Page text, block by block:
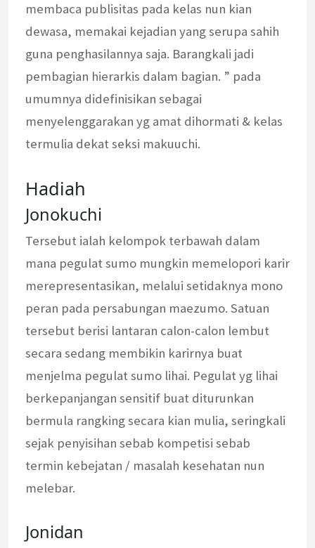
membaca publisitas pada kelas nun kian
dewasa, memakai kejadian yang serupa sahih
guna penghasilannya saja. Barangkali jadi
pembagian hierarkis dalam bagian. ” pada
umumnya didefinisikan sebagai
menyelenggarakan yg amat dihormati & kelas
termulia dekat seksi makuuchi.
Hadiah
Jonokuchi
Tersebut ialah kelompok terbawah dalam
mana pegulat sumo mungkin memelopori karir
merepresentasikan, melalui setidaknya mono
peran pada persabungan maezumo. Satuan
tersebut berisi lantaran calon-calon lembut
secara sedang membikin karirnya buat
menjelma pegulat sumo lihai. Pegulat yg lihai
berkepanjangan sensitif buat diturunkan
bermula rangking secara kian mulia, seringkali
sejak penyisihan sebab kompetisi sebab
termin kebejatan / masalah kesehatan nun
melebar.
Jonidan